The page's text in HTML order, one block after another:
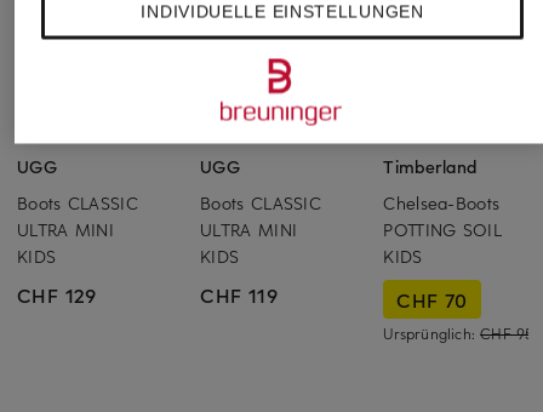
UGG
Boots CLASSIC
ULTRA MINI
KIDS
CHF 129
UGG
Boots CLASSIC
ULTRA MINI
KIDS
CHF 119
Timberland
Chelsea-Boots
POTTING SOIL
KIDS
CHF 70
Ursprünglich:CHF 95
INDIVIDUELLE EINSTELLUNGEN